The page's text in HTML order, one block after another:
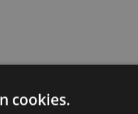
cookies.